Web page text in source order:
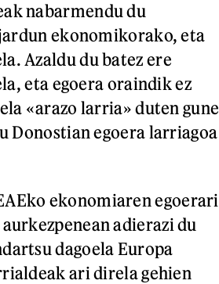
nabarmendu du
ekonomikorako, eta
Azaldu du batez ere
eta egoera oraindik ez
«arazo larria» duten gune
Donostian egoera larriagoa
ekonomiaren egoerari
adierazi du
dagoela Europa
ari direla gehien